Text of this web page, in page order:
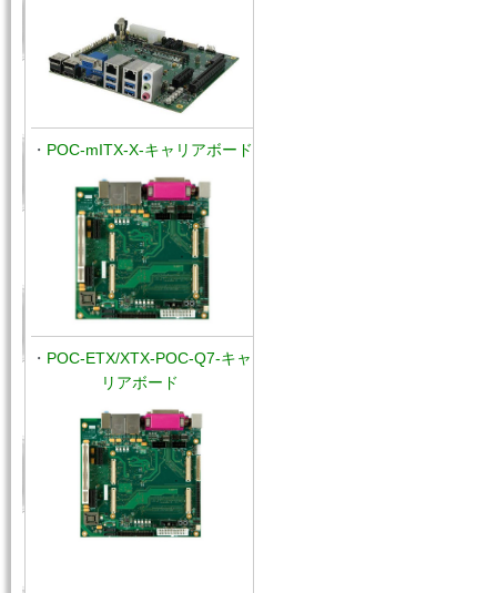
・ POC-mITX-X-キャリアボード
・ POC-ETX/XTX-POC-Q7-キャ
リアボード